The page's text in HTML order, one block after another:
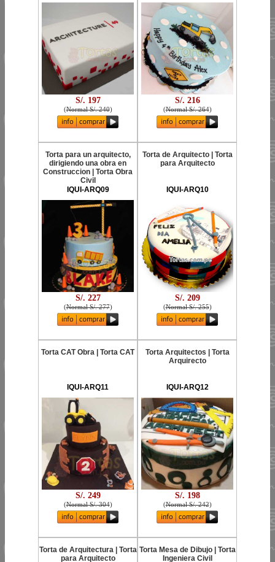
S/. 197
(Normal S/. 240)
S/. 216
(Normal S/. 264)
Torta para un arquitecto,
dirigiendo una obra en
Construccion | Torta Obra
Civil
IQUI-ARQ09
S/. 227
(Normal S/. 277)
Torta de Arquitecto | Torta
para Arquitecto
IQUI-ARQ10
S/. 209
(Normal S/. 255)
Torta CAT Obra | Torta CAT
IQUI-ARQ11
S/. 249
(Normal S/. 304)
Torta Arquitectos | Torta
Arquirecto
IQUI-ARQ12
S/. 198
(Normal S/. 242)
Torta de Arquitectura | Torta
para Arquitecto
Torta Mesa de Dibujo | Torta
Ingeniera Civil